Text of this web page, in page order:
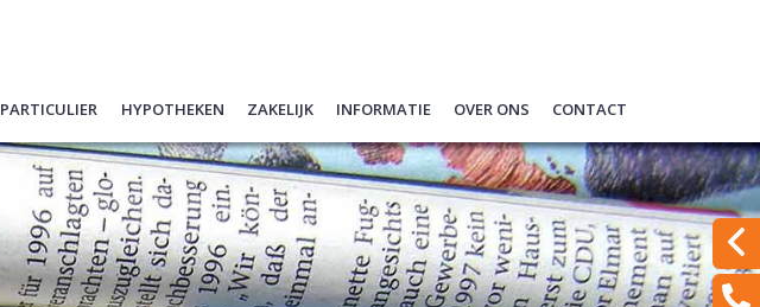
Particulier
Hypotheken
Schade melden
Verzekeren
Hypotheken
Oeps, een hypotheek (filmpje)
Hypotheek berekeningen
Hypotheekrentes
Zakelijk
Quickscan financieren
Schade melden
Ondernemers
Informatie
Hypotheekgesprek voorbereiden
Hypotheek oversluiten
Over ons
Ons team
Wat doen wij?
Verzekeren
Contact
Laat een bericht achter
Even met ons
Een klacht melden?